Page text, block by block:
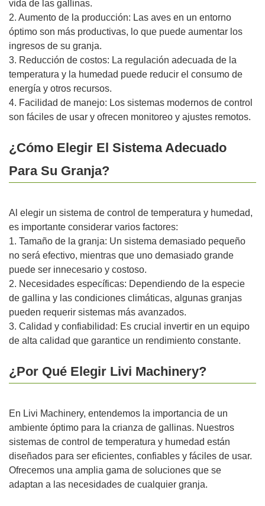
vida de las gallinas.
2. Aumento de la producción: Las aves en un entorno
óptimo son más productivas, lo que puede aumentar los
ingresos de su granja.
3. Reducción de costos: La regulación adecuada de la
temperatura y la humedad puede reducir el consumo de
energía y otros recursos.
4. Facilidad de manejo: Los sistemas modernos de control
son fáciles de usar y ofrecen monitoreo y ajustes remotos.
¿Cómo Elegir El Sistema Adecuado
Para Su Granja?
Al elegir un sistema de control de temperatura y humedad,
es importante considerar varios factores:
1. Tamaño de la granja: Un sistema demasiado pequeño
no será efectivo, mientras que uno demasiado grande
puede ser innecesario y costoso.
2. Necesidades específicas: Dependiendo de la especie
de gallina y las condiciones climáticas, algunas granjas
pueden requerir sistemas más avanzados.
3. Calidad y confiabilidad: Es crucial invertir en un equipo
de alta calidad que garantice un rendimiento constante.
¿Por Qué Elegir Livi Machinery?
En Livi Machinery, entendemos la importancia de un
ambiente óptimo para la crianza de gallinas. Nuestros
sistemas de control de temperatura y humedad están
diseñados para ser eficientes, confiables y fáciles de usar.
Ofrecemos una amplia gama de soluciones que se
adaptan a las necesidades de cualquier granja.